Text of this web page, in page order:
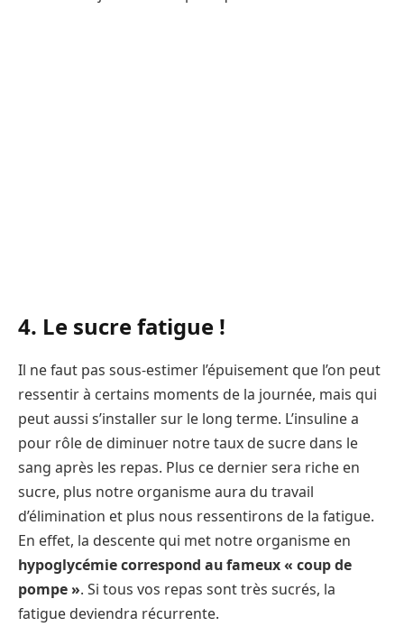
4. Le sucre fatigue !
Il ne faut pas sous-estimer l’épuisement que l’on peut
ressentir à certains moments de la journée, mais qui
peut aussi s’installer sur le long terme. L’insuline a
pour rôle de diminuer notre taux de sucre dans le
sang après les repas. Plus ce dernier sera riche en
sucre, plus notre organisme aura du travail
d’élimination et plus nous ressentirons de la fatigue.
En effet, la descente qui met notre organisme en
hypoglycémie correspond au fameux « coup de
pompe ». Si tous vos repas sont très sucrés, la
fatigue deviendra récurrente.